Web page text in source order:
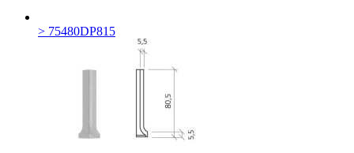
> 75480DP815